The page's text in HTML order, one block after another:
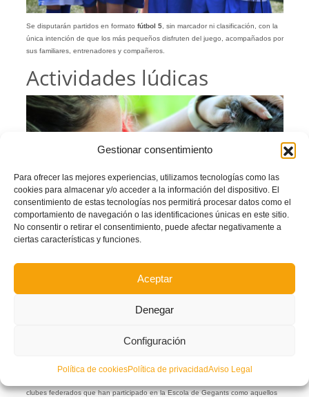
Gestionar consentimiento
Para ofrecer las mejores experiencias, utilizamos tecnologías como las
cookies para almacenar y/o acceder a la información del dispositivo. El
consentimiento de estas tecnologías nos permitirá procesar datos como el
comportamiento de navegación o las identificaciones únicas en este sitio.
No consentir o retirar el consentimiento, puede afectar negativamente a
ciertas características y funciones.
Aceptar
Denegar
Configuración
Política de cookiesPolítica de privacidadAviso Legal
Se disputarán partidos en formato fútbol 5, sin marcador ni clasificación, con la
única intención de que los más pequeños disfruten del juego, acompañados por
sus familiares, entrenadores y compañeros.
Actividades lúdicas
Además del fútbol, los asistentes podrán participar en diferentes actividades
Todos los equipos participantes recibirán un
o niña se llevará una medalla como reconocimiento a su participación.
clubes federados que han participado en la Escola de Gegants como aquellos